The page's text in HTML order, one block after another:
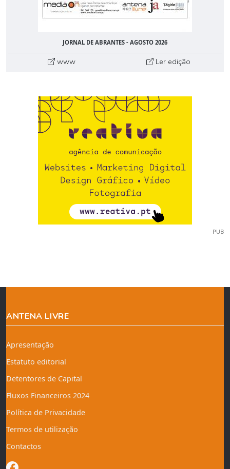
JORNAL DE ABRANTES - AGOSTO 2026
www Ler edição
PUB
ANTENA LIVRE
Apresentação
Estatuto editorial
Detentores de Capital
Fluxos Financeiros 2024
Política de Privacidade
Termos de utilização
Contactos